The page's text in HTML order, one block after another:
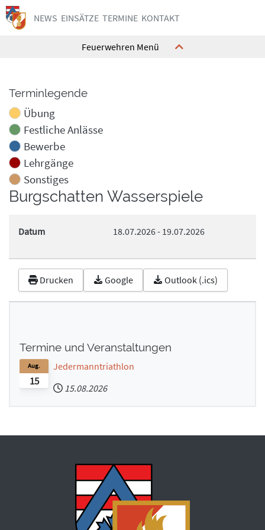
NEWS EINSÄTZE TERMINE KONTAKT
Feuerwehren Menü
Kommando
Feuerwehrhaus
Mannschaft
Geschichte
Interne Termine
Jugend
Jugend
Kommando
Ausrüstung
Feuerwehrhaus
Interne Termine
Jugend
Kontakt
Kommando
Ausrüstung
Feuerwehrhaus
Terminlegende
Übung
Festliche Anlässe
Bewerbe
Lehrgänge
Sonstiges
Burgschatten Wasserspiele
Datum 18.07.2026- 19.07.2026
Drucken Google Outlook (.ics)
Termine und Veranstaltungen
15
Aug.
Jedermanntriathlon
15.08.2026